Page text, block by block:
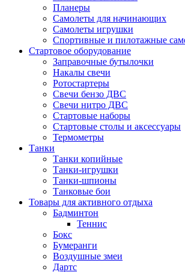
Планеры
Самолеты для начинающих
Самолеты игрушки
Спортивные и пилотажные
Стартовое оборудование
Заправочные бутылочки
Накалы свечи
Ротостартеры
Свечи бензо ДВС
Свечи нитро ДВС
Стартовые наборы
Стартовые столы и аксессуары
Термометры
Танки
Танки копийные
Танки-игрушки
Танки-шпионы
Танковые бои
Товары для активного отдыха
Бадминтон
Теннис
Бокс
Бумеранги
Воздушные змеи
Дартс